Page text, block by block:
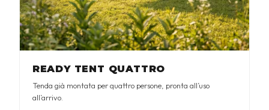
READY TENT QUATTRO
Tenda già montata per quattro persone, pronta all’uso
all’arrivo.